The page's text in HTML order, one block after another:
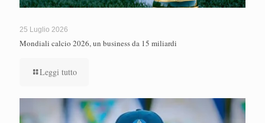
25 Luglio 2026
Mondiali calcio 2026, un business da 15 miliardi
Leggi tutto